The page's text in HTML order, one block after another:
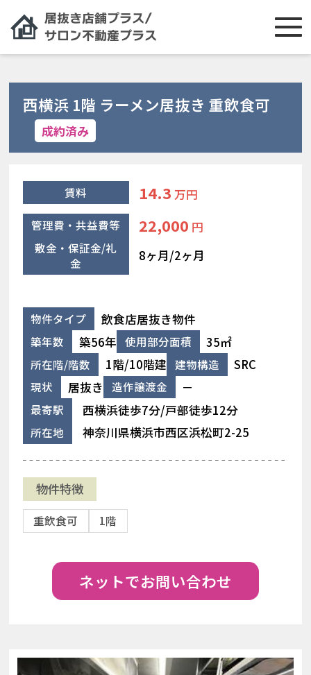
西横浜 1階 ラーメン居抜き 重飲食可
成約済み
賃料 14.3 万円
管理費・共益費等 22,000 円
敷金・保証金/礼
金
8ヶ月/2ヶ月
物件タイプ 飲食店居抜き物件
築年数 築56年 使用部分面積 35㎡
所在階/階数 1階/10階建 建物構造 SRC
現状 居抜き 造作譲渡金 －
最寄駅 西横浜徒歩7分/戸部徒歩12分
所在地 神奈川県横浜市西区浜松町2-25
物件特徴
重飲食可 1階
ネットでお問い合わせ